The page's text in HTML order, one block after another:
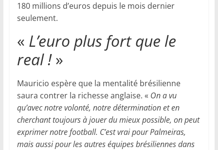
180 millions d’euros depuis le mois dernier
seulement.
« L’euro plus fort que le
real!»
Mauricio espère que la mentalité brésilienne
saura contrer la richesse anglaise. « On a vu
qu’avec notre volonté, notre détermination et en
cherchant toujours à jouer du mieux possible, on peut
exprimer notre football. C’est vrai pour Palmeiras,
mais aussi pour les autres équipes brésiliennes dans